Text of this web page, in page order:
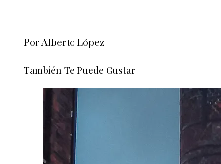
Por Alberto López
También Te Puede Gustar